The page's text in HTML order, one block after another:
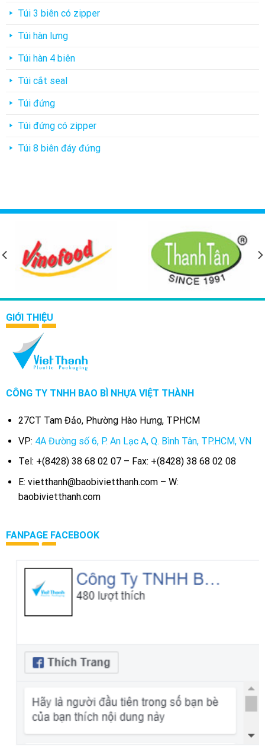
Túi 3 biên có zipper
Túi hàn lưng
Túi hàn 4 biên
Túi cắt seal
Túi đứng
Túi đứng có zipper
Túi 8 biên đáy đứng
GIỚI THIỆU
CÔNG TY TNHH BAO BÌ NHỰA VIỆT THÀNH
27CT Tam Đảo, Phường Hào Hưng, TPHCM
VP: 4A Đường số 6, P. An Lạc A, Q. Bình Tân, TP.HCM, VN
Tel: +(8428) 38 68 02 07 – Fax: +(8428) 38 68 02 08
E: vietthanh@baobivietthanh.com – W:
baobivietthanh.com
FANPAGE FACEBOOK